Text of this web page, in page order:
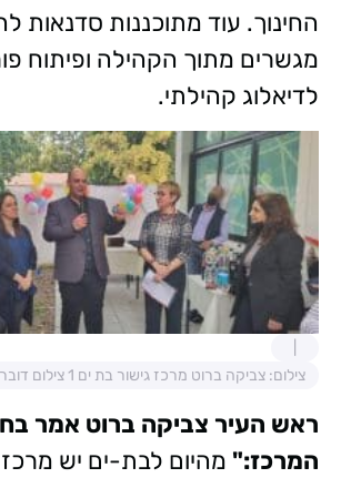
החינוך. עוד מתוכננות סדנאות
מגשרים מתוך הקהילה ופיתוח
לדיאלוג קהילתי.
צילום: צביקה ברוט מרכז גישור בת ים 1 צילום דוברות עיריית בת ים
ראש העיר צביקה ברוט אמר
המרכז:" מהיום לבת-ים יש מרכז